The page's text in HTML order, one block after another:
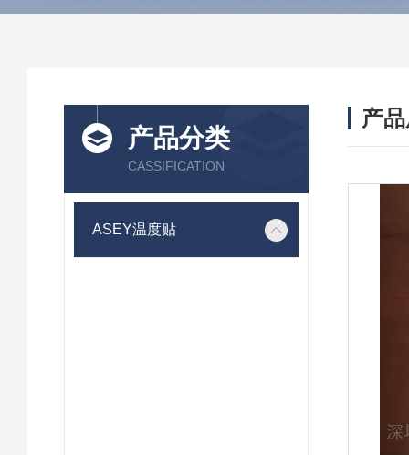
产品分类
CASSIFICATION
ASEY温度贴
产